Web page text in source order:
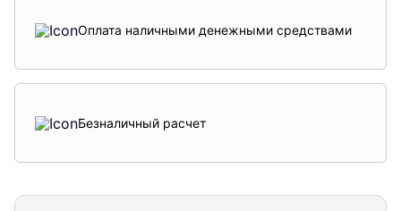
Оплата наличными денежными средствами
Безналичный расчет